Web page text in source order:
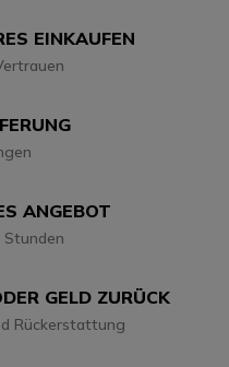
EINKAUFEN
ANGEBOT
Stunden
GELD ZURÜCK
Rückerstattung